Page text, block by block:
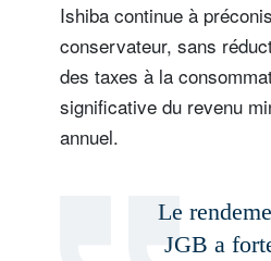
Ishiba continue à
conservateur, sans
des taxes à la
significative du revenu
annuel.
Le
JGB a